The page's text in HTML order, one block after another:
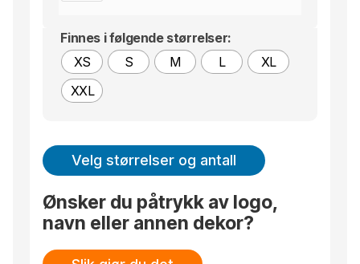
Finnes i følgende størrelser:
XS
S M L
XL
XXL
Velg størrelser og antall
Ønsker du påtrykk av logo,
navn eller annen dekor?